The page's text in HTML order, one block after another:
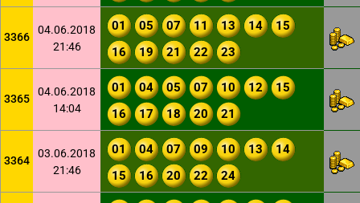
3366
04.06.2018
21:46
01 05 07 11 13 14
15
16
19 21 22 23
3365
04.06.2018
14:04
01 04 05 07 10 12
15
16
17 18 20 21
3364
03.06.2018
21:46
01 04 07 09 10 13
14
15
16 20 22 24